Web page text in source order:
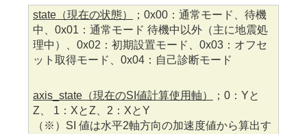
state（現在の状態）
；0x00：通常モード、待機
中、0x01：通常モード 待機中以外（主に地震処
理中）、0x02：初期設置モード、0x03：オフセ
ット取得モード、0x04：自己診断モード
axis_state（現在のSI値計算使用軸）
；0：Yと
Z、 1：XとZ、2：XとY
（※）SI 値は水平2軸方向の加速度値から算出す